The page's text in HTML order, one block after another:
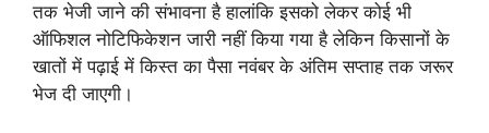
तक भेजी जाने की संभावना है हालांकि इसको लेकर कोई भी
ऑफिशल नोटिफिकेशन जारी नहीं किया गया है लेकिन किसानों के
खातों में पढ़ाई में किस्त का पैसा नवंबर के अंतिम सप्ताह तक जरूर
भेज दी जाएगी।